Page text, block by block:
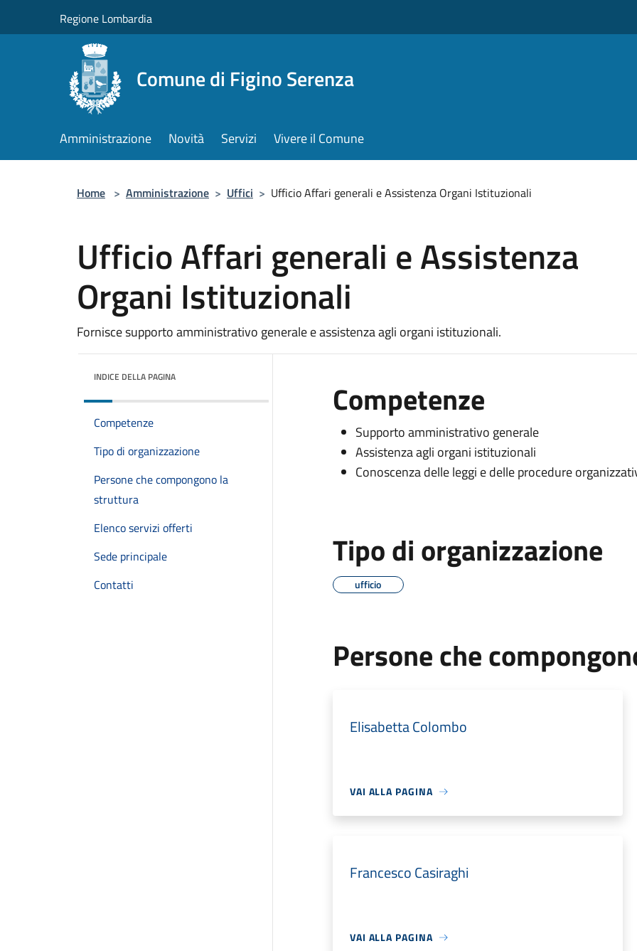
Regione Lombardia
Comune di Figino Serenza
Amministrazione Novità Servizi Vivere il Comune
Home > Amministrazione > Uffici > Ufficio Affari generali e Assistenza Organi Istituzionali
Ufficio Affari generali e Assistenza
Organi Istituzionali
Fornisce supporto amministrativo generale e assistenza agli organi istituzionali.
INDICE DELLA PAGINA
Competenze
Tipo di organizzazione
Persone che compongono la
struttura
Elenco servizi offerti
Sede principale
Contatti
Competenze
Supporto amministrativo generale
Assistenza agli organi istituzionali
Conoscenza delle leggi e delle procedure
Tipo di organizzazione
ufficio
Persone che
Elisabetta Colombo
VAI ALLA PAGINA
Francesco Casiraghi
VAI ALLA PAGINA